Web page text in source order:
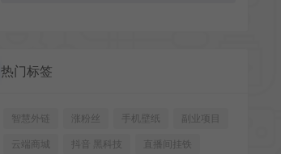
热门标签
智慧外链 涨粉丝 手机壁纸 副业项目
云端商城 抖音 黑科技 直播间挂铁